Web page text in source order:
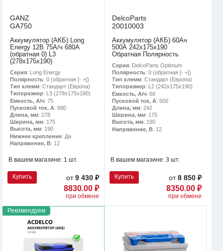
GANZ
GA750
Аккумулятор (АКБ) Long
Energy 12В 75А/ч 680A
(обратная 0) L3
(278х175х190)
Серия: Long Energy
Полярность: 0 (обратная [- +])
Тип клемм: Стандарт (Европа)
Типоразмер: L3 (278х175х190)
Емкость, А/ч: 75
Пусковой ток, А: 680
Длина, мм: 278
Ширина, мм: 175
Высота, мм: 190
Нижнее крепление: Да
Напряжение, В: 12
В вашем магазине: 1 шт.
Купить от9 430 ₽
8830.00 ₽
при обмене
DelcoParts
20010003
Аккумулятор (АКБ) 60Ач
500А 242х175х190
Обратная Полярность
Серия: DelcoParts Optimum
Полярность: 0 (обратная [- +])
Тип клемм: Стандарт (Европа)
Типоразмер: L2 (242х175х190)
Емкость, А/ч: 60
Пусковой ток, А: 500
Длина, мм: 242
Ширина, мм: 175
Высота, мм: 190
Напряжение, В: 12
В вашем магазине: 3 шт.
Купить от8 850 ₽
8350.00 ₽
при обмене
Рекомендуем